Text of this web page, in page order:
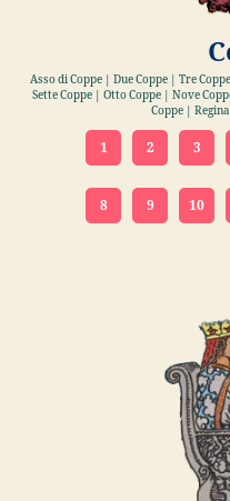
Asso di Coppe | Due Coppe | Tre
Sette Coppe | Otto Coppe | Nove
Coppe |
1 2 3
8 9 10